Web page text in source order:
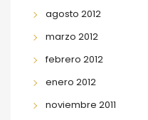
agosto 2012
marzo 2012
febrero 2012
enero 2012
noviembre 2011